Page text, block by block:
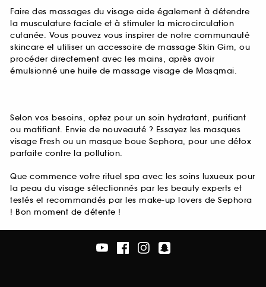
Faire des massages du visage aide également à détendre
la musculature faciale et à stimuler la microcirculation
cutanée. Vous pouvez vous inspirer de notre communauté
skincare et utiliser un accessoire de massage Skin Gim, ou
procéder directement avec les mains, après avoir
émulsionné une huile de massage visage de Masqmai.
Selon vos besoins, optez pour un soin hydratant, purifiant
ou matifiant. Envie de nouveauté ? Essayez les masques
visage Fresh ou un masque boue Sephora, pour une détox
parfaite contre la pollution.
Que commence votre rituel spa avec les soins luxueux pour
la peau du visage sélectionnés par les beauty experts et
testés et recommandés par les make-up lovers de Sephora
! Bon moment de détente !